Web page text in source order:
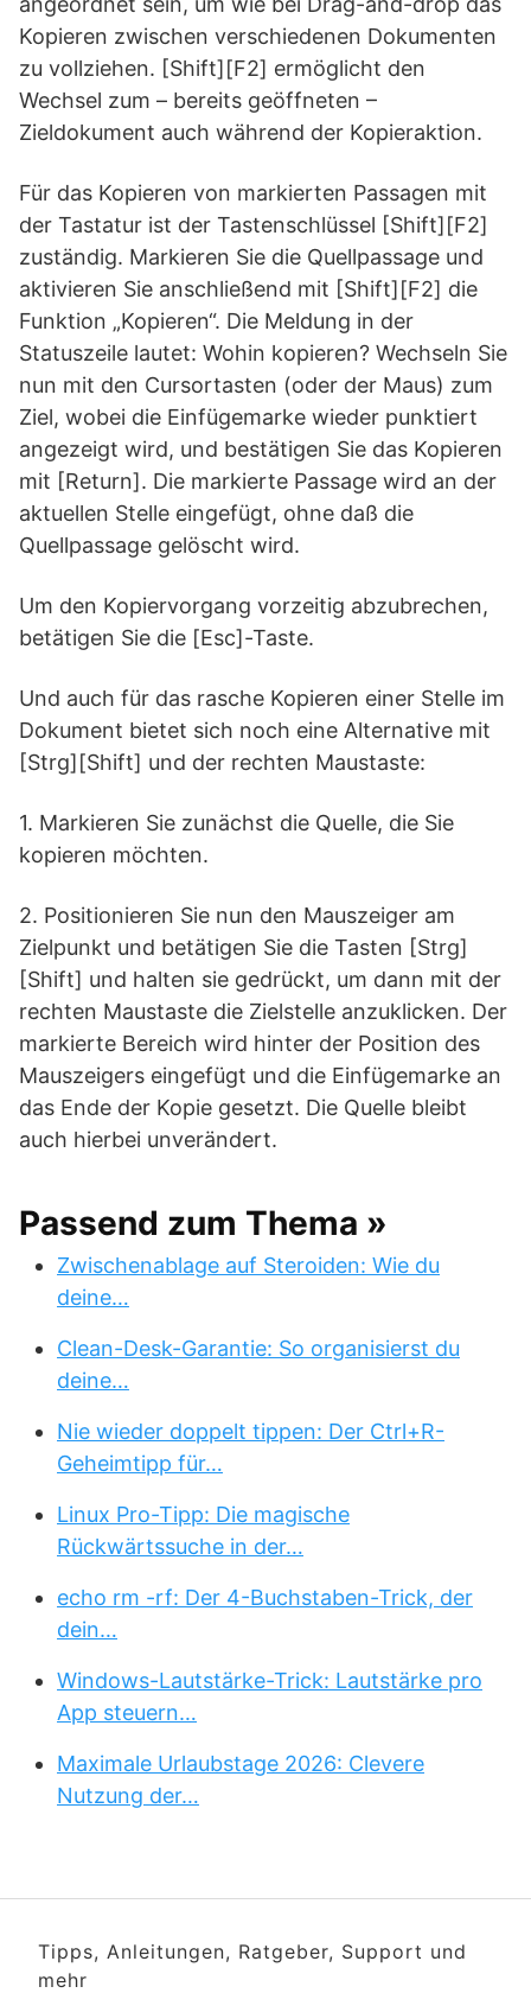
Kopieren zwischen verschiedenen Dokumenten
zu vollziehen. [Shift][F2] ermöglicht den
Wechsel zum – bereits geöffneten –
Zieldokument auch während der Kopieraktion.
Für das Kopieren von markierten Passagen mit
der Tastatur ist der Tastenschlüssel [Shift][F2]
zuständig. Markieren Sie die Quellpassage und
aktivieren Sie anschließend mit [Shift][F2] die
Funktion „Kopieren“. Die Meldung in der
Statuszeile lautet: Wohin kopieren? Wechseln Sie
nun mit den Cursortasten (oder der Maus) zum
Ziel, wobei die Einfügemarke wieder punktiert
angezeigt wird, und bestätigen Sie das Kopieren
mit [Return]. Die markierte Passage wird an der
aktuellen Stelle eingefügt, ohne daß die
Quellpassage gelöscht wird.
Um den Kopiervorgang vorzeitig abzubrechen,
betätigen Sie die [Esc]-Taste.
Und auch für das rasche Kopieren einer Stelle im
Dokument bietet sich noch eine Alternative mit
[Strg][Shift] und der rechten Maustaste:
1. Markieren Sie zunächst die Quelle, die Sie
kopieren möchten.
2. Positionieren Sie nun den Mauszeiger am
Zielpunkt und betätigen Sie die Tasten [Strg]
[Shift] und halten sie gedrückt, um dann mit der
rechten Maustaste die Zielstelle anzuklicken. Der
markierte Bereich wird hinter der Position des
Mauszeigers eingefügt und die Einfügemarke an
das Ende der Kopie gesetzt. Die Quelle bleibt
auch hierbei unverändert.
Passend zum Thema »
Zwischenablage auf Steroiden: Wie du
deine…
Clean-Desk-Garantie: So organisierst du
deine…
Nie wieder doppelt tippen: Der Ctrl+R-
Geheimtipp für…
Linux Pro-Tipp: Die magische
Rückwärtssuche in der…
echo rm -rf: Der 4-Buchstaben-Trick, der
dein…
Windows-Lautstärke-Trick: Lautstärke pro
App steuern…
Maximale Urlaubstage 2026: Clevere
Nutzung der…
Tipps, Anleitungen, Ratgeber, Support und
mehr